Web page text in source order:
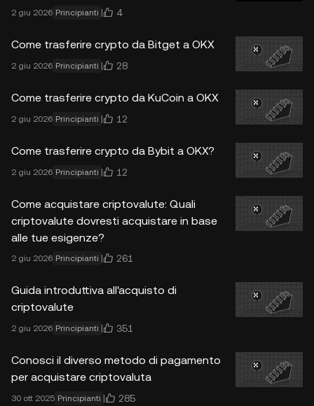
2 giu 2026 Principianti 4
Come trasferire crypto da Bitget a OKX
2 giu 2026 Principianti 28
Come trasferire crypto da KuCoin a OKX
2 giu 2026 Principianti 12
Come trasferire crypto da Bybit a OKX?
2 giu 2026 Principianti 12
Come acquistare criptovalute: Quali
criptovalute dovresti acquistare in base
alle tue esigenze?
2 giu 2026 Principianti 261
Guida introduttiva all'acquisto di
criptovalute
2 giu 2026 Principianti 351
Conosci il diverso metodo di pagamento
per acquistare criptovaluta
30 ott 2025 Principianti 285